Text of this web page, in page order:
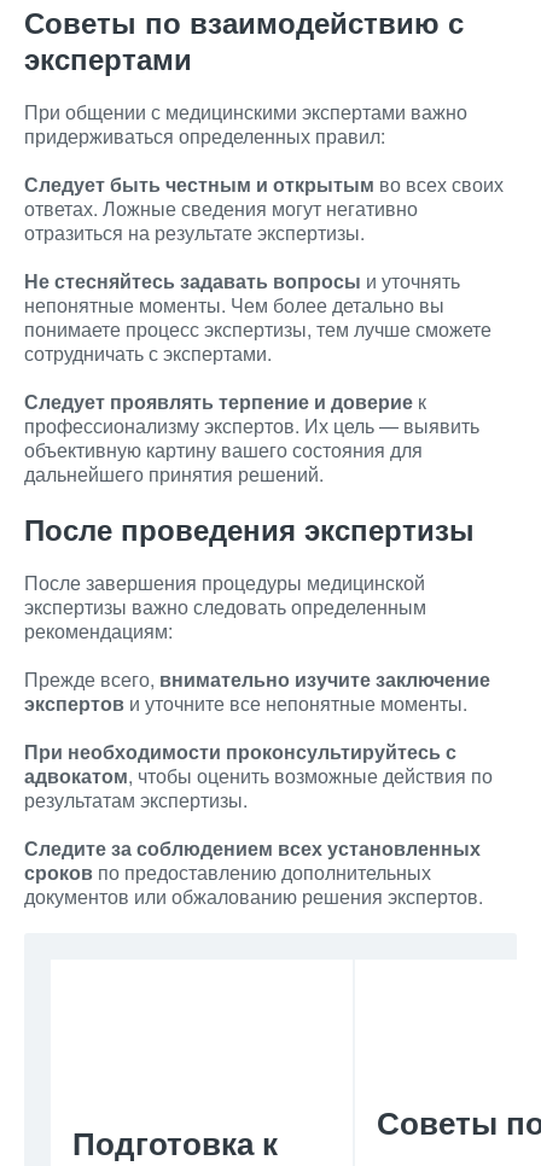
Советы по взаимодействию с
экспертами
При общении с медицинскими экспертами важно
придерживаться определенных правил:
Следует быть честным и открытым во всех своих
ответах. Ложные сведения могут негативно
отразиться на результате экспертизы.
Не стесняйтесь задавать вопросы и уточнять
непонятные моменты. Чем более детально вы
понимаете процесс экспертизы, тем лучше сможете
сотрудничать с экспертами.
Следует проявлять терпение и доверие к
профессионализму экспертов. Их цель — выявить
объективную картину вашего состояния для
дальнейшего принятия решений.
После проведения экспертизы
После завершения процедуры медицинской
экспертизы важно следовать определенным
рекомендациям:
Прежде всего, внимательно изучите заключение
экспертов и уточните все непонятные моменты.
При необходимости проконсультируйтесь с
адвокатом, чтобы оценить возможные действия по
результатам экспертизы.
Следите за соблюдением всех установленных
сроков по предоставлению дополнительных
документов или обжалованию решения экспертов.
Подготовка к Советы